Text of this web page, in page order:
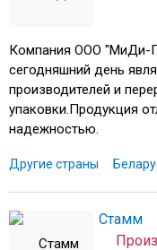
Компания ООО "МиДи-
сегодняшний день
производителей и
упаковки.Продукция
надежностью.
Другие страны
Стамм